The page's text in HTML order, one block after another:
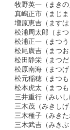
牧野英一（まき
真嶋正市（まじ
増原恵吉（ます
松浦周太郎（ま
松浦正一（まつ
松尾廣吉（まつ
松田静栄（まつ
松原南海（まつ
松元稲穂（まつ
松本虎太（まつ
三井重行（みい
三木茂（みきし
三木種子（みき
三木武吉（みき